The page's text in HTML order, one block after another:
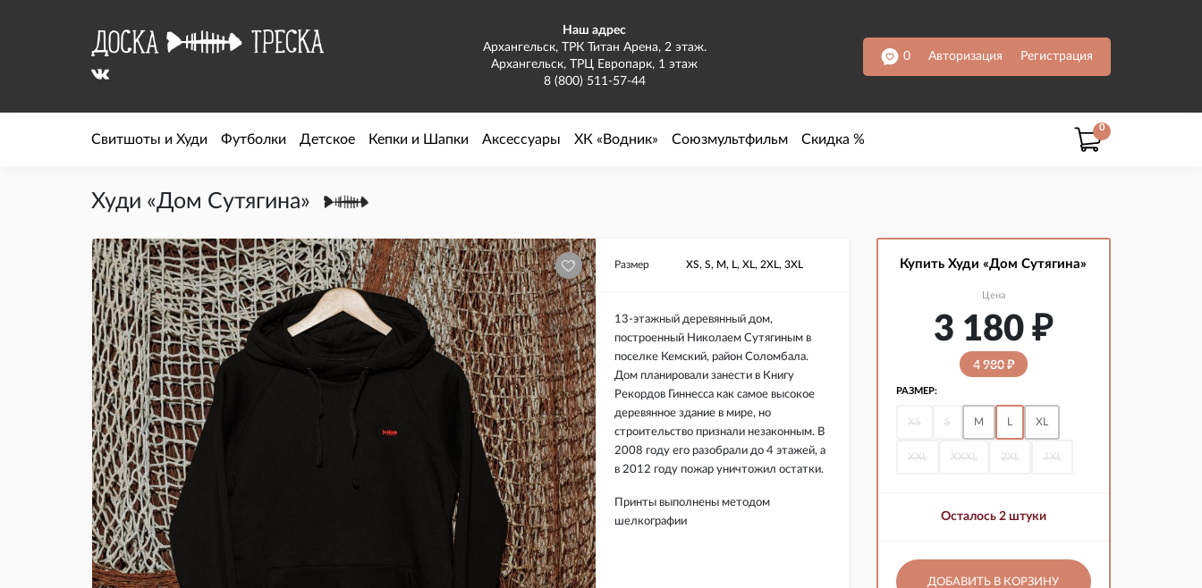
Наш адрес
Архангельск, ТРК Титан Арена, 2 этаж.
Архангельск, ТРЦ Европарк, 1 этаж
8 (800) 511-57-44
0 Авторизация Регистрация
Свитшоты и Худи Футболки Детское Кепки и Шапки Аксессуары ХК «Водник» Союзмультфильм Скидка %
0
Худи «Дом Сутягина»
Размер XS, S, M, L, XL, 2XL, 3XL
13-этажный деревянный дом,
построенный Николаем Сутягиным в
поселке Кемский, район Соломбала.
Дом планировали занести в Книгу
Рекордов Гиннесса как самое высокое
деревянное здание в мире, но
строительство признали незаконным. В
2008 году его разобрали до 4 этажей, а
в 2012 году пожар уничтожил остатки.
Принты выполнены методом
шелкографии
Купить Худи «Дом Сутягина»
Цена
3 180₽
4 980 ₽
РАЗМЕР:
XS S M L XL
XXL XXXL 2XL 3XL
Осталось 2 штуки
ДОБАВИТЬ В КОРЗИНУ